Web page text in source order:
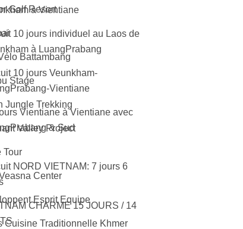
Golf Resort
Battambang
Stage
Jungle Trekking
Valley Project
Tour
Center
Esprit Equipe
Cuisine Traditionnelle Khmer
à Vientiane
10 jours individuel au Laos de
à LuangPrabang
10 jours Veunkham-
Vientiane
Vientiane à Vientiane avec
& Sud
NORD VIETNAM: 7 jours 6
CHARME 15 JOURS / 14